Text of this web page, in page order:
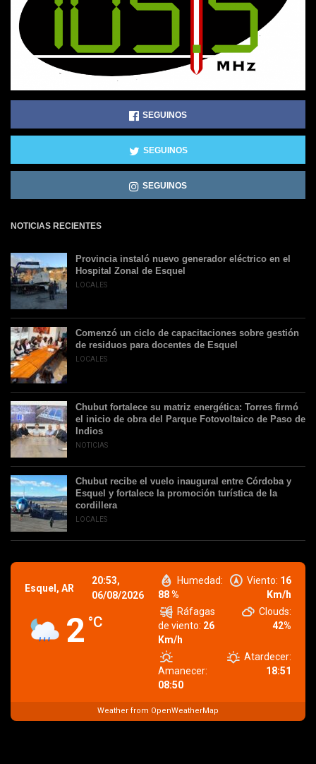
SEGUINOS
SEGUINOS
SEGUINOS
NOTICIAS RECIENTES
Provincia instaló nuevo generador eléctrico en el
Hospital Zonal de Esquel
LOCALES
Comenzó un ciclo de capacitaciones sobre gestión
de residuos para docentes de Esquel
LOCALES
Chubut fortalece su matriz energética: Torres firmó
el inicio de obra del Parque Fotovoltaico de Paso de
Indios
NOTICIAS
Chubut recibe el vuelo inaugural entre Córdoba y
Esquel y fortalece la promoción turística de la
cordillera
LOCALES
Esquel, AR
20:53,
06/08/2026
2 °C
Humedad:
88 %
Viento: 16
Km/h
Ráfagas
de viento: 26
Km/h
Clouds:
42%
Amanecer:
08:50
Atardecer:
18:51
Weather from OpenWeatherMap